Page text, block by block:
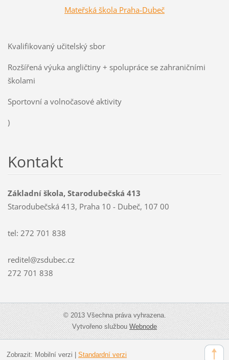
Mateřská škola Praha-Dubeč
Kvalifikovaný učitelský sbor
Rozšířená výuka angličtiny + spolupráce se zahraničními
školami
Sportovní a volnočasové aktivity
)
Kontakt
Základní škola, Starodubečská 413
Starodubečská 413, Praha 10 - Dubeč, 107 00
tel: 272 701 838
reditel@zsdubec.cz
272 701 838
© 2013 Všechna práva vyhrazena.
Vytvořeno službouWebnode
Zobrazit: Mobilní verzi Standardní verzi